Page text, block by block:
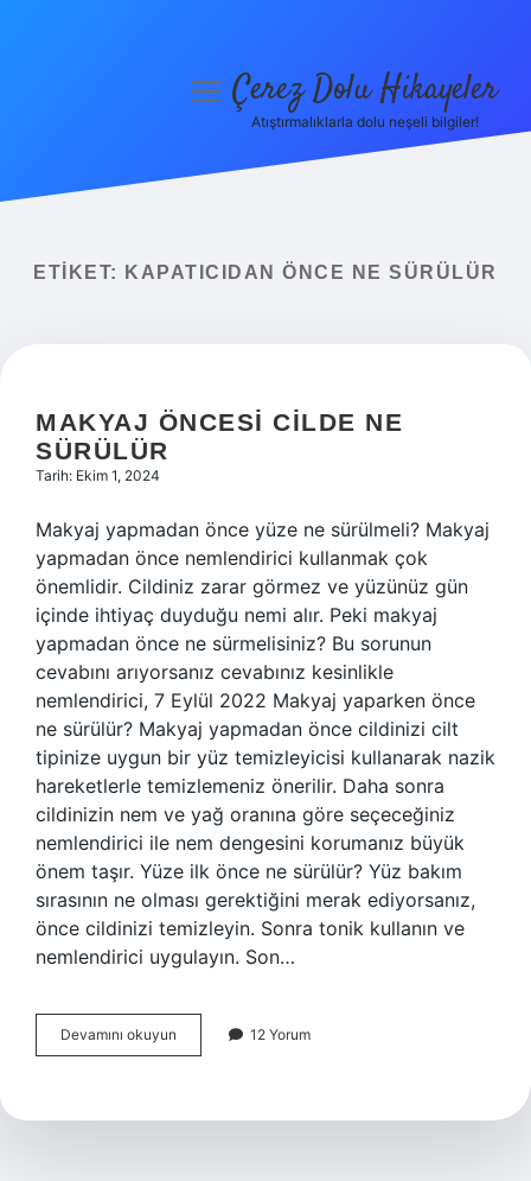
Yasal Uyarı
menüyüÇerez Dolu Hikayeler
Atıştırmalıklarla dolu neşeli bilgiler!
ETIKET: KAPATICIDAN ÖNCE NE SÜRÜLÜR
MAKYAJ ÖNCESI CILDE NE
SÜRÜLÜR
Tarih: Ekim 1, 2024
Makyaj yapmadan önce yüze ne sürülmeli? Makyaj
yapmadan önce nemlendirici kullanmak çok
önemlidir. Cildiniz zarar görmez ve yüzünüz gün
içinde ihtiyaç duyduğu nemi alır. Peki makyaj
yapmadan önce ne sürmelisiniz? Bu sorunun
cevabını arıyorsanız cevabınız kesinlikle
nemlendirici, 7 Eylül 2022 Makyaj yaparken önce
ne sürülür? Makyaj yapmadan önce cildinizi cilt
tipinize uygun bir yüz temizleyicisi kullanarak nazik
hareketlerle temizlemeniz önerilir. Daha sonra
cildinizin nem ve yağ oranına göre seçeceğiniz
nemlendirici ile nem dengesini korumanız büyük
önem taşır. Yüze ilk önce ne sürülür? Yüz bakım
sırasının ne olması gerektiğini merak ediyorsanız,
önce cildinizi temizleyin. Sonra tonik kullanın ve
nemlendirici uygulayın. Son…
Devamını okuyun
Öncesi
Sürülür
12 Yorum